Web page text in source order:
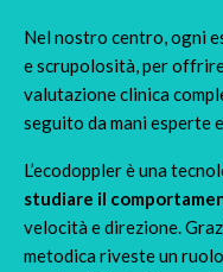
Nel nostro centro, ogni
e scrupolosità, per
valutazione clinica
seguito da mani esperte
L’ecodoppler è una
studiare il
velocità e direzione.
metodica riveste un